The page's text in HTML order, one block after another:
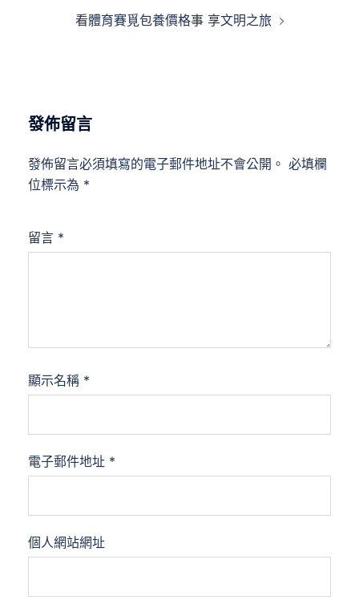
看體育賽覓包養價格事 享文明之旅
發佈留言
發佈留言必須填寫的電子郵件地址不會公開。 必填欄
位標示為 *
留言 *
顯示名稱 *
電子郵件地址 *
個人網站網址